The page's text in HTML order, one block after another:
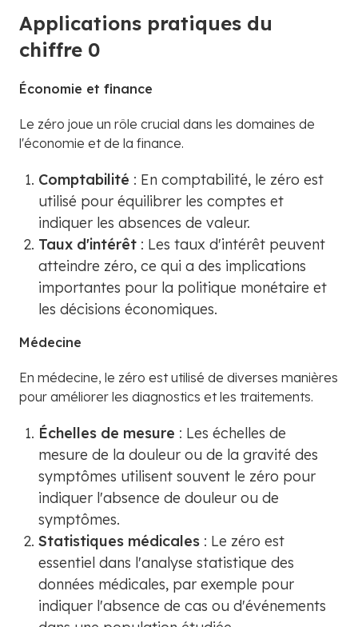
Applications pratiques du
chiffre 0
Économie et finance
Le zéro joue un rôle crucial dans les domaines de
l'économie et de la finance.
Comptabilité : En comptabilité, le zéro est
utilisé pour équilibrer les comptes et
indiquer les absences de valeur.
Taux d'intérêt : Les taux d'intérêt peuvent
atteindre zéro, ce qui a des implications
importantes pour la politique monétaire et
les décisions économiques.
Médecine
En médecine, le zéro est utilisé de diverses manières
pour améliorer les diagnostics et les traitements.
Échelles de mesure : Les échelles de
mesure de la douleur ou de la gravité des
symptômes utilisent souvent le zéro pour
indiquer l'absence de douleur ou de
symptômes.
Statistiques médicales : Le zéro est
essentiel dans l'analyse statistique des
données médicales, par exemple pour
indiquer l'absence de cas ou d'événements